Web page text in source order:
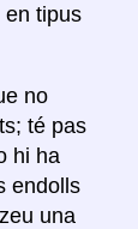
en tipus
no
té pas
hi ha
endolls
una